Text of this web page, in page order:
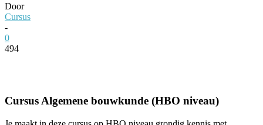
Door
Cursus
-
0
494
Cursus Algemene bouwkunde (HBO niveau)